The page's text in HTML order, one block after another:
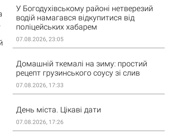
У Богодухівському районі нетверезий
водій намагався відкупитися від
поліцейських хабарем
07.08.2026, 23:05
Домашній ткемалі на зиму: простий
рецепт грузинського соусу зі слив
07.08.2026, 17:33
День міста. Цікаві дати
07.08.2026, 17:26